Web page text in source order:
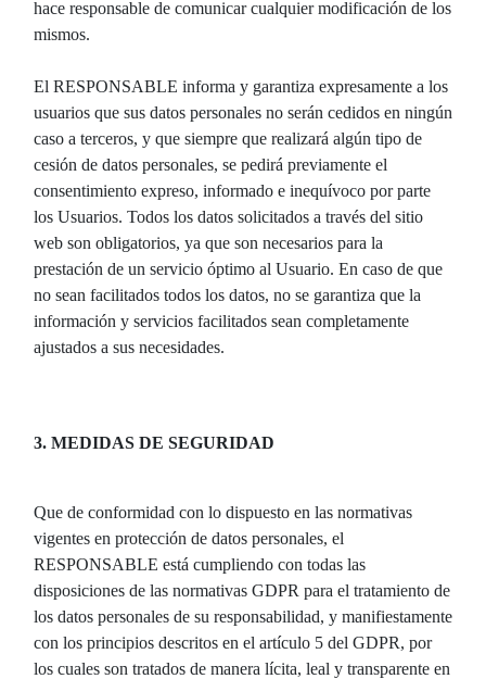
hace responsable de comunicar cualquier modificación de los
mismos.
El RESPONSABLE informa y garantiza expresamente a los
usuarios que sus datos personales no serán cedidos en ningún
caso a terceros, y que siempre que realizará algún tipo de
cesión de datos personales, se pedirá previamente el
consentimiento expreso, informado e inequívoco por parte
los Usuarios. Todos los datos solicitados a través del sitio
web son obligatorios, ya que son necesarios para la
prestación de un servicio óptimo al Usuario. En caso de que
no sean facilitados todos los datos, no se garantiza que la
información y servicios facilitados sean completamente
ajustados a sus necesidades.
3. MEDIDAS DE SEGURIDAD
Que de conformidad con lo dispuesto en las normativas
vigentes en protección de datos personales, el
RESPONSABLE está cumpliendo con todas las
disposiciones de las normativas GDPR para el tratamiento de
los datos personales de su responsabilidad, y manifiestamente
con los principios descritos en el artículo 5 del GDPR, por
los cuales son tratados de manera lícita, leal y transparente en